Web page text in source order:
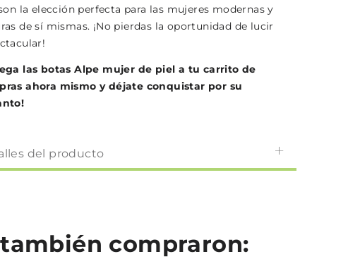
la elección perfecta para las mujeres modernas y
de sí mismas. ¡No pierdas la oportunidad de lucir
las botas Alpe mujer de piel a tu carrito de
ahora mismo y déjate conquistar por su
del producto
compraron: